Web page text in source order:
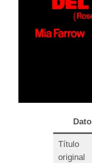
Dato
Título
original